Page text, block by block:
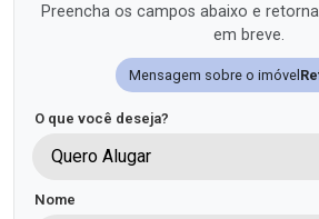
Preencha os campos abaixo e
em breve.
Mensagem sobre o imóvel
O que você deseja?
Quero Alugar
Nome